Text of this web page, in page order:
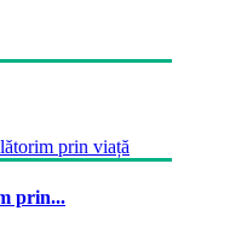
prin...